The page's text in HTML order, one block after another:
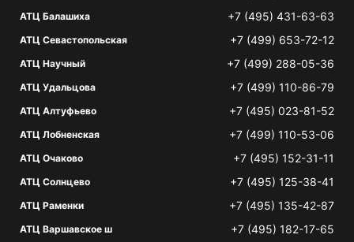
АТЦ Балашиха +7 (495) 431-63-63
АТЦ Севастопольская +7 (499) 653-72-12
АТЦ Научный +7 (499) 288-05-36
АТЦ Удальцова +7 (499) 110-86-79
АТЦ Алтуфьево +7 (495) 023-81-52
АТЦ Лобненская +7 (499) 110-53-06
АТЦ Очаково +7 (495) 152-31-11
АТЦ Солнцево +7 (495) 125-38-41
АТЦ Раменки +7 (495) 135-42-87
АТЦ Варшавское ш +7 (495) 182-17-65